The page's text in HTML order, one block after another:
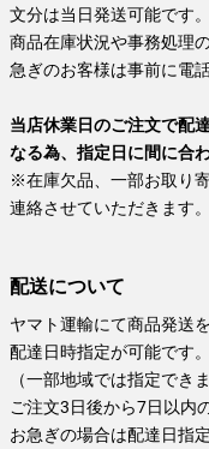
文分は当日発送可能です。
商品在庫状況や事務処理
急ぎのお客様は事前に電
当店休業日のご注文で配
なる為、指定日に間に合
※在庫欠品、一部お取り
連絡させていただきます。
配送について
ヤマト運輸にて商品発送
配達日時指定が可能です。
（一部地域では指定でき
ご注文3日後から7日以内
お急ぎの場合は配達日指